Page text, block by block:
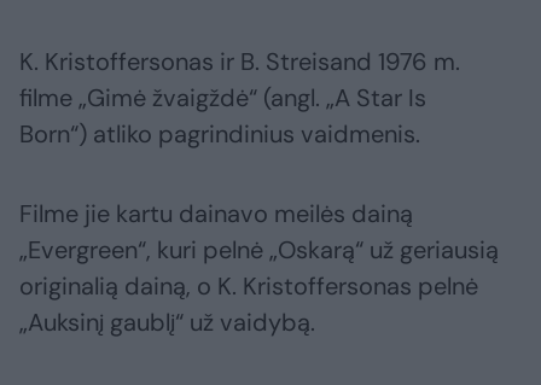
K. Kristoffersonas ir B. Streisand 1976 m.
filme „Gimė žvaigždė“ (angl. „A Star Is
Born“) atliko pagrindinius vaidmenis.
Filme jie kartu dainavo meilės dainą
„Evergreen“, kuri pelnė „Oskarą“ už geriausią
originalią dainą, o K. Kristoffersonas pelnė
„Auksinį gaublį“ už vaidybą.